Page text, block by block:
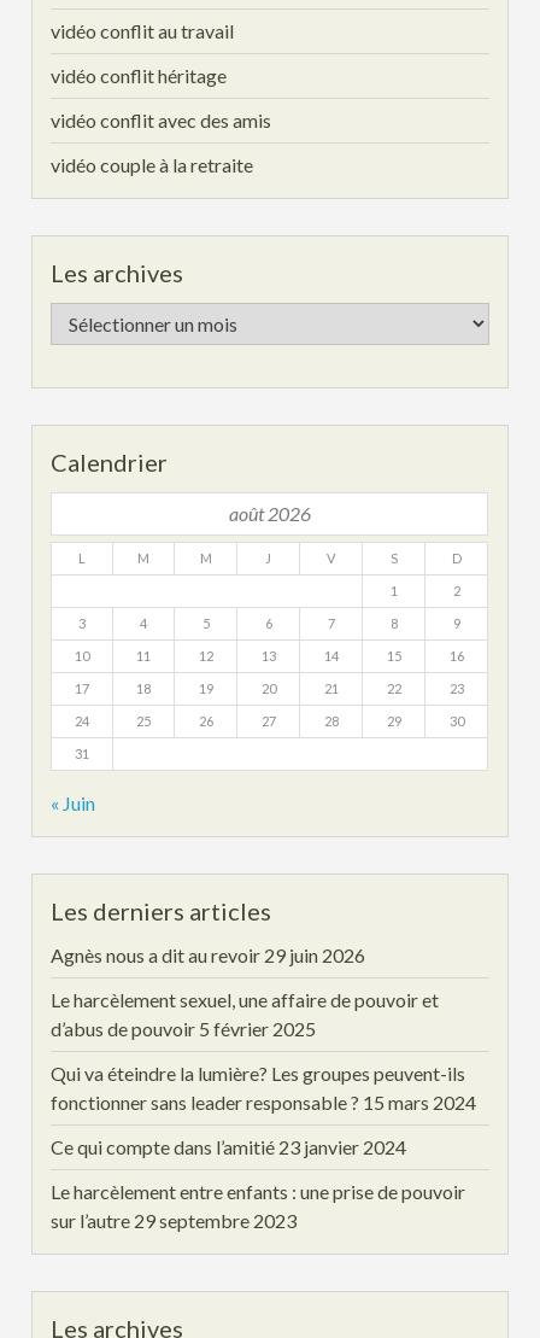
vidéo conflit au travail
vidéo conflit héritage
vidéo conflit avec des amis
vidéo couple à la retraite
Les archives
Les
archives
Calendrier
août 2026
L M M J V S D
1 2
3 4 5 6 7 8 9
10 11 12 13 14 15 16
17 18 19 20 21 22 23
24 25 26 27 28 29 30
31
« Juin
Les derniers articles
Agnès nous a dit au revoir 29 juin 2026
Le harcèlement sexuel, une affaire de pouvoir et
d’abus de pouvoir 5 février 2025
Qui va éteindre la lumière? Les groupes peuvent-ils
fonctionner sans leader responsable ? 15 mars 2024
Ce qui compte dans l’amitié 23 janvier 2024
Le harcèlement entre enfants : une prise de pouvoir
sur l’autre 29 septembre 2023
Les archives